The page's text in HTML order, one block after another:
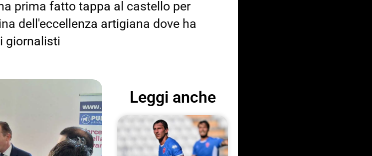
prima fatto tappa al castello per
dell'eccellenza artigiana dove ha
giornalisti
Leggi anche